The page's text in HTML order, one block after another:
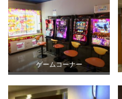
ゲームコーナー